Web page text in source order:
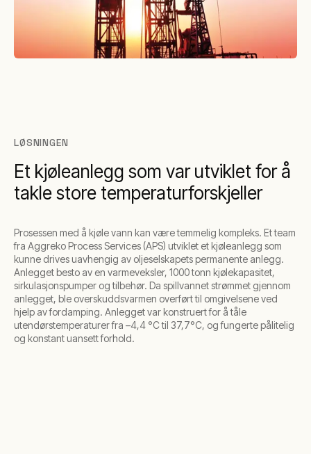
LØSNINGEN
Et kjøleanlegg som var utviklet for å
takle store temperaturforskjeller
Prosessen med å kjøle vann kan være temmelig kompleks. Et team
fra Aggreko Process Services (APS) utviklet et kjøleanlegg som
kunne drives uavhengig av oljeselskapets permanente anlegg.
Anlegget besto av en varmeveksler, 1000 tonn kjølekapasitet,
sirkulasjonspumper og tilbehør. Da spillvannet strømmet gjennom
anlegget, ble overskuddsvarmen overført til omgivelsene ved
hjelp av fordamping. Anlegget var konstruert for å tåle
utendørstemperaturer fra –4,4 °C til 37,7°C, og fungerte pålitelig
og konstant uansett forhold.